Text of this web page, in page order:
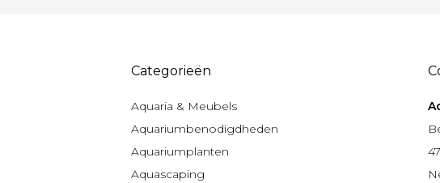
Categorieën
Aquaria & Meubels
Aquariumbenodigdheden
Aquariumplanten
Aquascaping